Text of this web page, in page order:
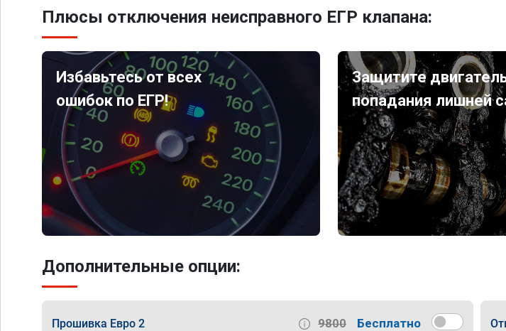
Плюсы отключения неисправного ЕГР клапана:
Избавьтесь от всех
ошибок по ЕГР!
Защитите
попадания лишней
Дополнительные опции:
Прошивка Евро 2 9800 Бесплатно